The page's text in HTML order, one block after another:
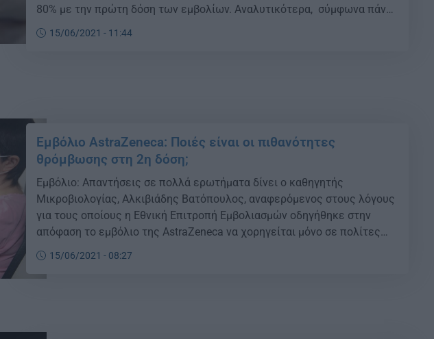
80% με την πρώτη δόση των εμβολίων. Αναλυτικότερα, σύμφωνα πάντα
με τα νέα δεδομένα σχετικά με τις σπάνιες περιπτώσεις
μυοκαρδίτιδας/περικαρδίτιδας που έχουν καταγραφεί σε νέους μετά
15/06/2021 - 11:44
Εμβόλιο AstraZeneca: Ποιές είναι οι πιθανότητες
θρόμβωσης στη 2η δόση;
Εμβόλιο: Απαντήσεις σε πολλά ερωτήματα δίνει ο καθηγητής
Μικροβιολογίας, Αλκιβιάδης Βατόπουλος, αναφερόμενος στους λόγους
για τους οποίους η Εθνική Επιτροπή Εμβολιασμών οδηγήθηκε στην
απόφαση το εμβόλιο της AstraZeneca να χορηγείται μόνο σε πολίτες
άνω των 60 ετών Εξήγησε ότι η πιθανότητα να αρρωστήσεις βαριά από
κορωνοϊό εξαρτάται από την πιθανότητα να κολλήσεις επί την
πιθανότητα […]
15/06/2021 - 08:27